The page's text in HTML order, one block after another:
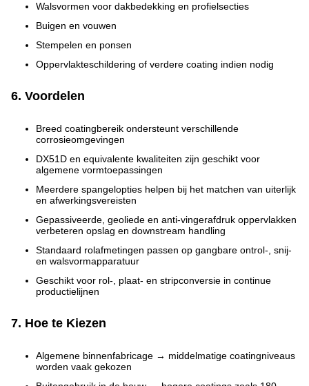
Walsvormen voor dakbedekking en profielsecties
Buigen en vouwen
Stempelen en ponsen
Oppervlakteschildering of verdere coating indien nodig
6. Voordelen
Breed coatingbereik ondersteunt verschillende
corrosieomgevingen
DX51D en equivalente kwaliteiten zijn geschikt voor
algemene vormtoepassingen
Meerdere spangelopties helpen bij het matchen van uiterlijk
en afwerkingsvereisten
Gepassiveerde, geoliede en anti-vingerafdruk oppervlakken
verbeteren opslag en downstream handling
Standaard rolafmetingen passen op gangbare ontrol-, snij-
en walsvormapparatuur
Geschikt voor rol-, plaat- en stripconversie in continue
productielijnen
7. Hoe te Kiezen
Algemene binnenfabricage → middelmatige coatingniveaus
worden vaak gekozen